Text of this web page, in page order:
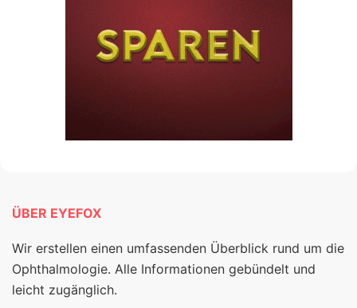
ÜBER EYEFOX
Wir erstellen einen umfassenden Überblick rund um die
Ophthalmologie. Alle Informationen gebündelt und
leicht zugänglich.